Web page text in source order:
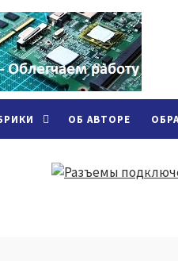
ОБ АВТОРЕ